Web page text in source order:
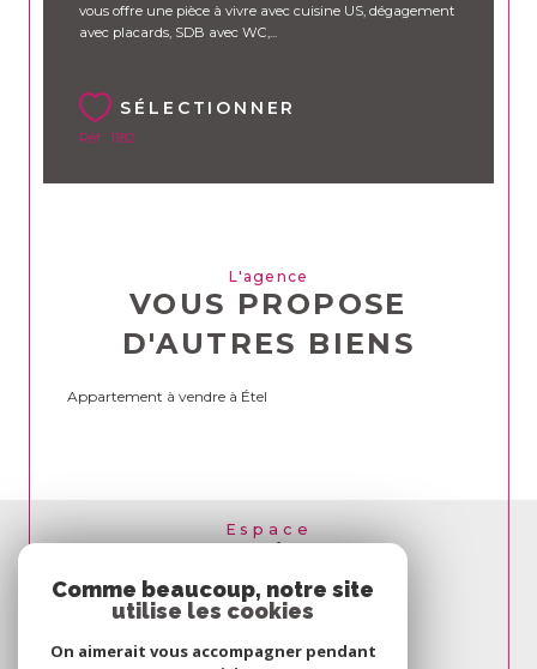
vous offre une pièce à vivre avec cuisine US, dégagement
avec placards, SDB avec WC,...
SÉLECTIONNER
Réf : 1182
L'agence
VOUS PROPOSE
D'AUTRES BIENS
Appartement à vendre à Étel
Espace
SE CONNECTER
Comme beaucoup, notre site
utilise les cookies
On aimerait vous accompagner pendant